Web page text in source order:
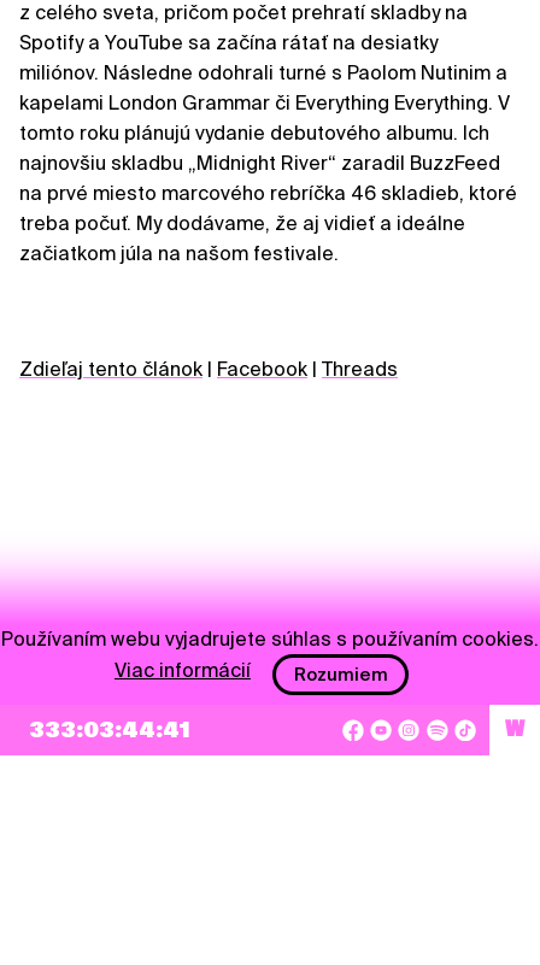
z celého sveta, pričom počet prehratí skladby na
Spotify a YouTube sa začína rátať na desiatky
miliónov. Následne odohrali turné s Paolom Nutinim a
kapelami London Grammar či Everything Everything. V
tomto roku plánujú vydanie debutového albumu. Ich
najnovšiu skladbu „Midnight River“ zaradil BuzzFeed
na prvé miesto marcového rebríčka 46 skladieb, ktoré
treba počuť. My dodávame, že aj vidieť a ideálne
začiatkom júla na našom festivale.
Zdieľaj tento článok Facebook Threads
NEWSLETTER
333:03:44:41 W
Používaním webu vyjadrujete súhlas s používaním cookies.
Viac informácií
Rozumiem